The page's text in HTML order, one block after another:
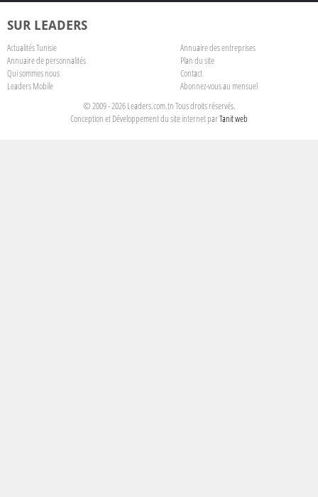
SUR LEADERS
Actualités Tunisie
Annuaire des entreprises
Annuaire de personnalités
Plan du site
Qui sommes nous
Contact
Leaders Mobile
Abonnez-vous au mensuel
© 2009 - 2026 Leaders.com.tn Tous droits réservés.
Conception et Développement du site internet parTanit web